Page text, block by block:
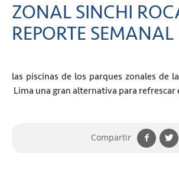
ZONAL SINCHI
REPORTE SEMANAL
las piscinas de los parques zonales de
Lima una gran alternativa para refrescar
Compartir